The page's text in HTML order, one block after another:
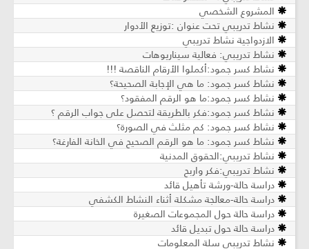
المشروع الشخصي
نشاط تدريبي تحت عنوان :توزيع الأدوار
الازدواجية نشاط تدريبي
نشاط تدريبي: فعالية سيناريوهات
نشاط كسر جمود:أكملوا الأرقام الناقصة !!!
نشاط كسر جمود: ما هي الإجابة الصحيحة؟
نشاط كسر جمود:ما هو الرقم المفقود؟
نشاط كسر جمود:فكر بالطريقة لتحصل على جواب الرقم ؟
نشاط كسر جمود: كم مثلث في الصورة؟
نشاط كسر جمود: ما هو الرقم الصحيح في الخانة الفارغة؟
نشاط تدريبي:الحقوق المدنية
نشاط تدريبي:فكر واربح
دراسة حالة-ورشة تأهيل قائد
دراسة حالة-معالجة مشكلة أثناء النشاط الكشفي
دراسة حالة حول المجموعات الصغيرة
دراسة حالة حول تبديل قائد
نشاط تدريبي سلة المعلومات